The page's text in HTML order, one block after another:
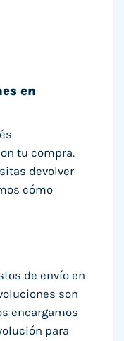
en
tu compra.
devolver
cómo
de envío en
son
encargamos
para